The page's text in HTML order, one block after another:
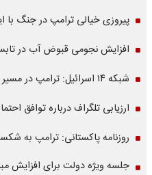
پیروزی خیالی ترامپ در جنگ با
افزایش نجومی قبوض آب در
شبکه ۱۴ اسرائیل: ترامپ در مسیر توافق با ایران قرار دارد
ارزیابی تلگراف درباره توافق
روزنامه پاکستانی: ترامپ به
جلسه ویژه دولت برای افزایش